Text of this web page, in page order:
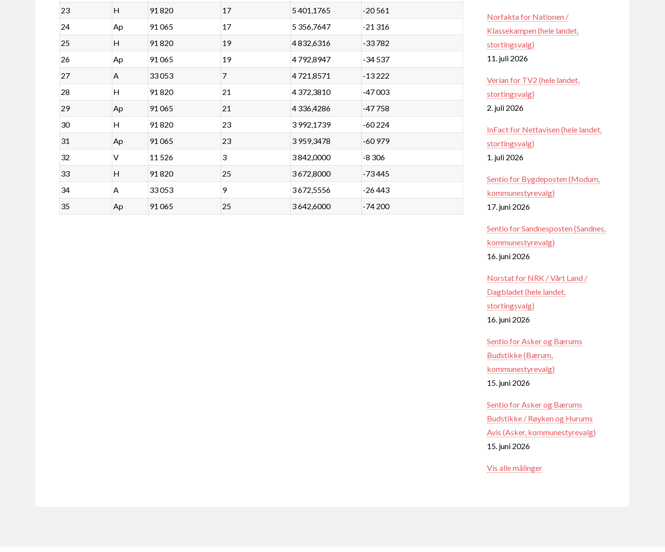
23
H 91 820 17 5 401,1765
-20 561
24
Ap 91 065 17 5 356,7647
-21 316
25
H 91 820 19 4 832,6316
-33 782
26
Ap 91 065 19 4 792,8947
-34 537
27
A 33 053 7 4 721,8571
-13 222
28
H 91 820 21 4 372,3810
-47 003
29
Ap 91 065 21 4 336,4286
-47 758
30
H 91 820 23 3 992,1739
-60 224
31
Ap 91 065 23 3 959,3478
-60 979
32
V 11 526 3 3 842,0000
-8 306
33
H 91 820 25 3 672,8000
-73 445
34
A 33 053 9 3 672,5556
-26 443
35
Ap 91 065 25 3 642,6000 -74 200
Norfakta for Nationen /
Klassekampen (hele landet,
stortingsvalg)
11. juli 2026
Verian for TV2 (hele landet,
stortingsvalg)
2. juli 2026
InFact for Nettavisen (hele landet,
stortingsvalg)
1. juli 2026
Sentio for Bygdeposten (Modum,
kommunestyrevalg)
17. juni 2026
Sentio for Sandnesposten (Sandnes,
kommunestyrevalg)
16. juni 2026
Norstat for NRK / Vårt Land /
Dagbladet (hele landet,
stortingsvalg)
16. juni 2026
Sentio for Asker og Bærums
Budstikke (Bærum,
kommunestyrevalg)
15. juni 2026
Sentio for Asker og Bærums
Budstikke / Røyken og Hurums
Avis (Asker, kommunestyrevalg)
15. juni 2026
Vis alle målinger